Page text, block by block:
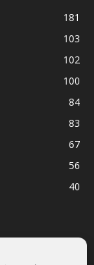
181
103
102
100
84
83
67
56
40